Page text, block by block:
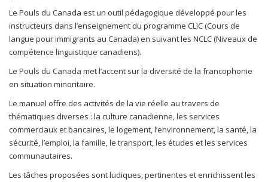
Le Pouls du Canada est un outil pédagogique développé pour les
instructeurs dans l’enseignement du programme CLIC (Cours de
langue pour immigrants au Canada) en suivant les NCLC (Niveaux de
compétence linguistique canadiens).
Le Pouls du Canada met l’accent sur la diversité de la francophonie
en situation minoritaire.
Le manuel offre des activités de la vie réelle au travers de
thématiques diverses : la culture canadienne, les services
commerciaux et bancaires, le logement, l’environnement, la santé, la
sécurité, l’emploi, la famille, le transport, les études et les services
communautaires.
Les tâches proposées sont ludiques, pertinentes et enrichissent les